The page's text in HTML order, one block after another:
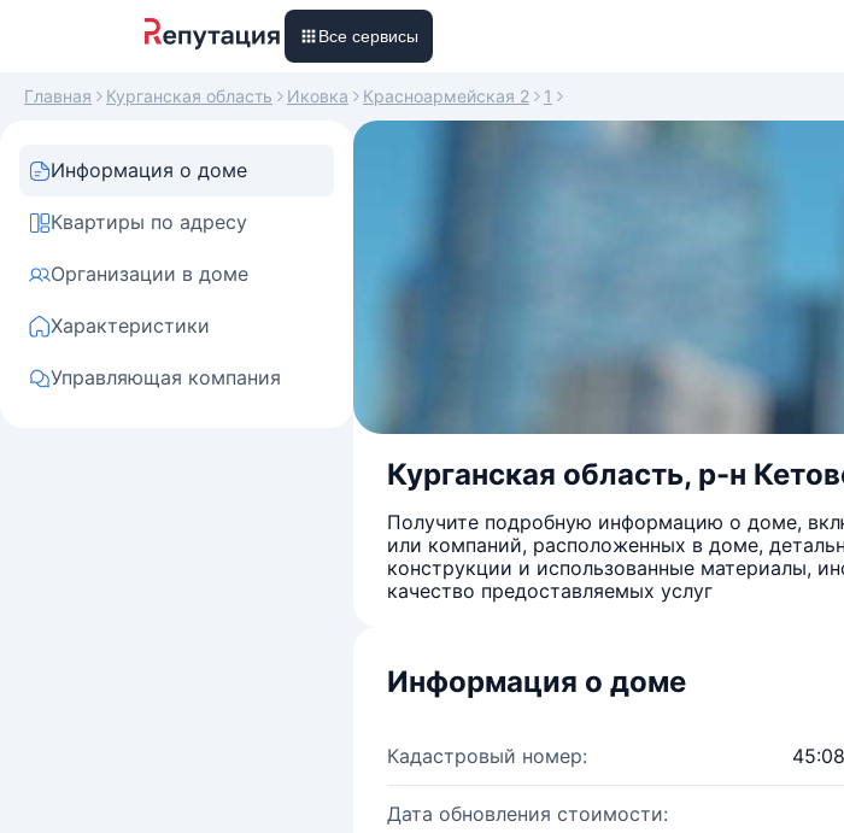
Все сервисы
Главная Курганская область Иковка Красноармейская 2 1
Информация о доме
Квартиры по адресу
Организации в доме
Характеристики
Управляющая компания
Курганская область, р-н
Получите подробную информацию о доме,
или компаний, расположенных в доме,
конструкции и использованные материалы,
качество предоставляемых услуг
Информация о доме
Кадастровый номер:
Дата обновления стоимости: